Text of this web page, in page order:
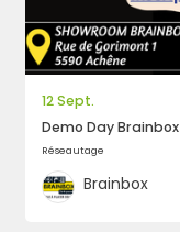
12 Sept.
Demo Day Brainbox
Réseautage
Brainbox